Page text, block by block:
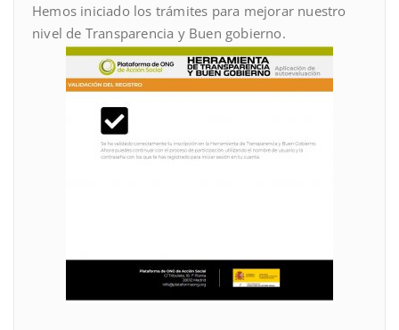
Hemos iniciado los trámites para mejorar nuestro
nivel de Transparencia y Buen gobierno.